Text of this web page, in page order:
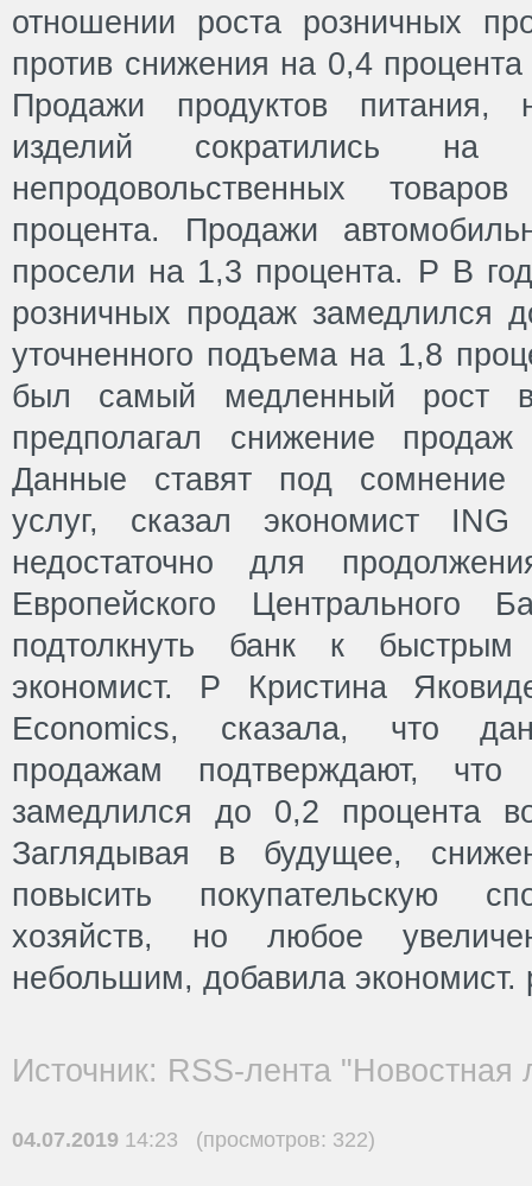
отношении роста розничных
против снижения на 0,4
Продажи продуктов питания,
изделий сократились
непродовольственных
процента. Продажи
просели на 1,3 процента. P В
розничных продаж замедлился
уточненного подъема на 1,8
был самый медленный рост
предполагал снижение
Данные ставят под сомнение
услуг, сказал экономист
недостаточно для
Европейского
подтолкнуть банк к
экономист. P Кристина
Economics, сказала, что
продажам подтверждают,
замедлился до 0,2 процента
Заглядывая в будущее,
повысить покупательскую
хозяйств, но любое
небольшим, добавила экономист.
Источник: RSS-лента "Новостная
04.07.2019 14:23 (просмотров: 322)